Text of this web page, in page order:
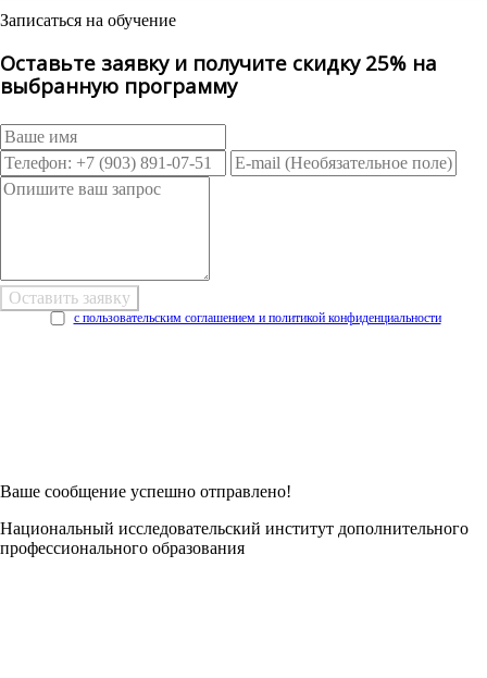
Записаться на обучение
Оставьте заявку и получите скидку 25% на
выбранную программу
с пользовательским соглашением и политикой конфиденциальности
Ваше сообщение успешно отправлено!
Национальный исследовательский институт дополнительного
профессионального образования